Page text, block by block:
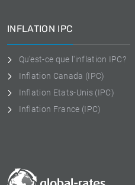
INFLATION IPC
Qu'est-ce que l'inflation IPC?
Inflation Canada (IPC)
Inflation Etats-Unis (IPC)
Inflation France (IPC)